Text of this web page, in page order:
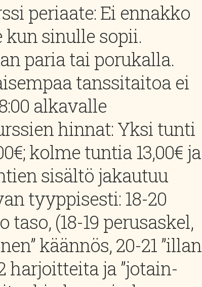
periaate: Ei ennakko
sinulle sopii.
paria tai porukalla.
tanssitaitoa ei
alkavalle
hinnat: Yksi tunti
kolme tuntia 13,00€ ja
sisältö jakautuu
tyyppisesti: 18-20
taso, (18-19 perusaskel,
käännös, 20-21 ”illan
harjoitteita ja ”jotain-